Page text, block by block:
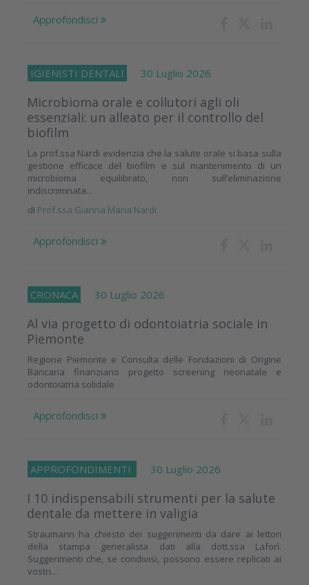
Approfondisci
IGIENISTI DENTALI 30 Luglio 2026
Microbioma orale e collutori agli oli
essenziali: un alleato per il controllo del
biofilm
La prof.ssa Nardi evidenzia che la salute orale si basa sulla
gestione efficace del biofilm e sul mantenimento di un
microbioma equilibrato, non sull’eliminazione
indiscriminata...
di Prof.ssa Gianna Maria Nardi
Approfondisci
CRONACA 30 Luglio 2026
Al via progetto di odontoiatria sociale in
Piemonte
Regione Piemonte e Consulta delle Fondazioni di Origine
Bancaria finanziano progetto screening neonatale e
odontoiatria solidale
Approfondisci
APPROFONDIMENTI 30 Luglio 2026
I 10 indispensabili strumenti per la salute
dentale da mettere in valigia
Straumann ha chiesto dei suggerimenti da dare ai lettori
della stampa generalista dati alla dott.ssa Laforì.
Suggerimenti che, se condivisi, possono essere replicati ai
vostri...